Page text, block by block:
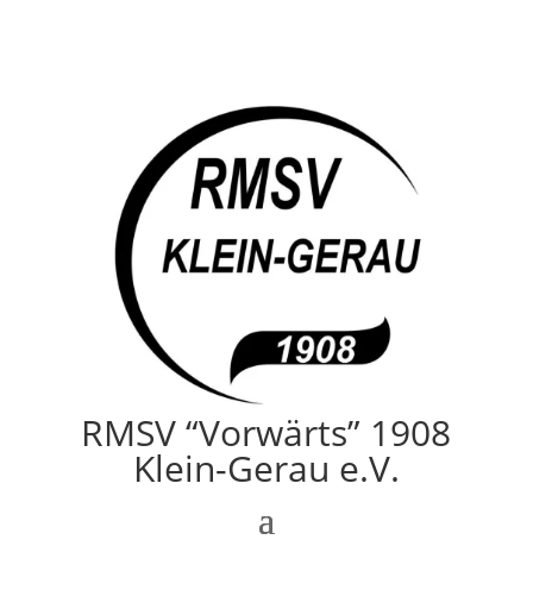
RMSV “Vorwärts” 1908
Klein-Gerau e.V.